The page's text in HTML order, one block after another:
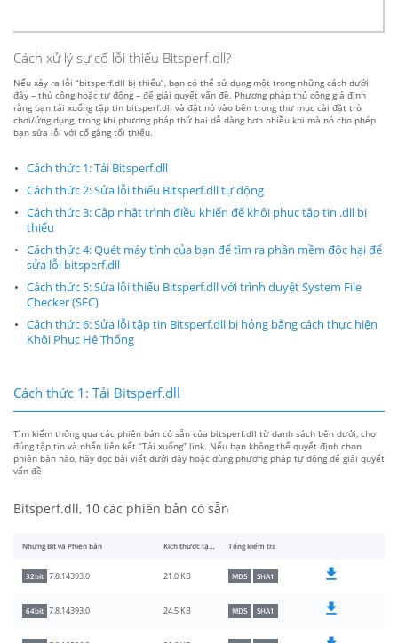
Cách xử lý sự cố lỗi thiếu Bitsperf.dll?
Nếu xảy ra lỗi “bitsperf.dll bị thiếu”, bạn có thể sử dụng một trong những cách dưới
đây – thủ công hoặc tự động – để giải quyết vấn đề. Phương pháp thủ công giả định
rằng bạn tải xuống tập tin bitsperf.dll và đặt nó vào bên trong thư mục cài đặt trò
chơi/ứng dụng, trong khi phương pháp thứ hai dễ dàng hơn nhiều khi mà nó cho phép
bạn sửa lỗi với cố gắng tối thiểu.
Cách thức 1: Tải Bitsperf.dll
Cách thức 2: Sửa lỗi thiếu Bitsperf.dll tự động
Cách thức 3: Cập nhật trình điều khiển để khôi phục tập tin .dll bị
thiếu
Cách thức 4: Quét máy tính của bạn để tìm ra phần mềm độc hại để
sửa lỗi bitsperf.dll
Cách thức 5: Sửa lỗi thiếu Bitsperf.dll với trình duyệt System File
Checker (SFC)
Cách thức 6: Sửa lỗi tập tin Bitsperf.dll bị hỏng bằng cách thực hiện
Khôi Phục Hệ Thống
Cách thức 1: Tải Bitsperf.dll
Tìm kiếm thông qua các phiên bản có sẵn của bitsperf.dll từ danh sách bên dưới, chọ
đúng tập tin và nhấn liên kết “Tải xuống” link. Nếu bạn không thể quyết định chọn
phiên bản nào, hãy đọc bài viết dưới đây hoặc dùng phương pháp tự động để giải quyết
vấn đề
Bitsperf.dll, 10 các phiên bản có sẵn
Những Bit và Phiên bản Kích thước tập tin Tổng kiểm tra
32bit 7.8.14393.0 21.0 KB MD5 SHA1
64bit 7.8.14393.0 24.5 KB MD5 SHA1